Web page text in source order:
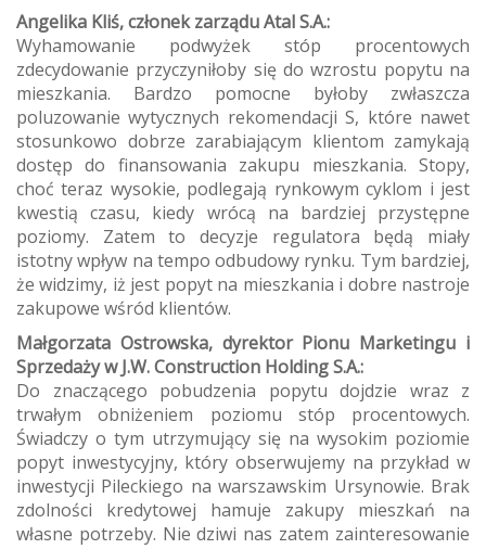
Angelika Kliś, członek zarządu Atal S.A.:
Wyhamowanie podwyżek stóp procentowych
zdecydowanie przyczyniłoby się do wzrostu popytu na
mieszkania. Bardzo pomocne byłoby zwłaszcza
poluzowanie wytycznych rekomendacji S, które nawet
stosunkowo dobrze zarabiającym klientom zamykają
dostęp do finansowania zakupu mieszkania. Stopy,
choć teraz wysokie, podlegają rynkowym cyklom i jest
kwestią czasu, kiedy wrócą na bardziej przystępne
poziomy. Zatem to decyzje regulatora będą miały
istotny wpływ na tempo odbudowy rynku. Tym bardziej,
że widzimy, iż jest popyt na mieszkania i dobre nastroje
zakupowe wśród klientów.
Małgorzata Ostrowska, dyrektor Pionu Marketingu i
Sprzedaży w J.W. Construction Holding S.A.:
Do znaczącego pobudzenia popytu dojdzie wraz z
trwałym obniżeniem poziomu stóp procentowych.
Świadczy o tym utrzymujący się na wysokim poziomie
popyt inwestycyjny, który obserwujemy na przykład w
inwestycji Pileckiego na warszawskim Ursynowie. Brak
zdolności kredytowej hamuje zakupy mieszkań na
własne potrzeby. Nie dziwi nas zatem zainteresowanie